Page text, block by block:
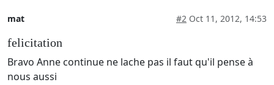
mat #2 Oct 11, 2012, 14:53
felicitation
Bravo Anne continue ne lache pas il faut qu'il pense à
nous aussi